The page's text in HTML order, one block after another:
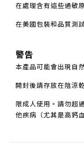
在處理含有這些過敏
在美國包裝和品質測
警告
本產品可能會出現自
開封後請存放在陰涼
限成人使用。請勿超
他疾病（尤其是高鈣